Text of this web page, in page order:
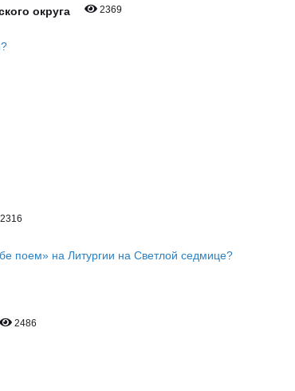
округа 2369
2316
поем» на Литургии на Светлой седмице?
2486